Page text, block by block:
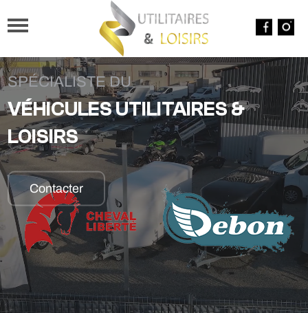
SPÉCIALISTE DU
VÉHICULES UTILITAIRES &
LOISIRS
Contacter